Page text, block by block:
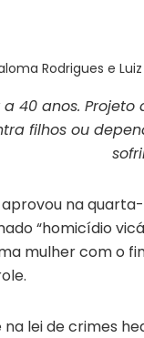
Rodrigues e
40 anos.
filhos ou
na
“homicídio
mulher com o
lei de crimes